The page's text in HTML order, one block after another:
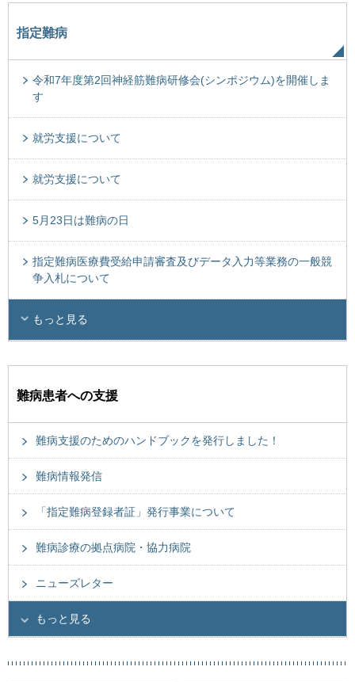
指定難病
令和7年度第2回神経筋難病研修会(シンポジウム)を開催しま
す
就労支援について
就労支援について
5月23日は難病の日
指定難病医療費受給申請審査及びデータ入力等業務の一般競
争入札について
もっと見る
難病患者への支援
難病支援のためのハンドブックを発行しました！
難病情報発信
「指定難病登録者証」発行事業について
難病診療の拠点病院・協力病院
ニューズレター
もっと見る